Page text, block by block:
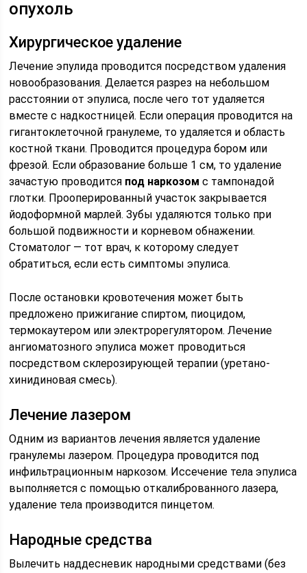
опухоль
Хирургическое удаление
Лечение эпулида проводится посредством удаления
новообразования. Делается разрез на небольшом
расстоянии от эпулиса, после чего тот удаляется
вместе с надкостницей. Если операция проводится на
гигантоклеточной гранулеме, то удаляется и область
костной ткани. Проводится процедура бором или
фрезой. Если образование больше 1 см, то удаление
зачастую проводится под наркозом с тампонадой
глотки. Прооперированный участок закрывается
йодоформной марлей. Зубы удаляются только при
большой подвижности и корневом обнажении.
Стоматолог — тот врач, к которому следует
обратиться, если есть симптомы эпулиса.
После остановки кровотечения может быть
предложено прижигание спиртом, пиоцидом,
термокаутером или электрорегулятором. Лечение
ангиоматозного эпулиса может проводиться
посредством склерозирующей терапии (уретано-
хинидиновая смесь).
Лечение лазером
Одним из вариантов лечения является удаление
гранулемы лазером. Процедура проводится под
инфильтрационным наркозом. Иссечение тела эпулиса
выполняется с помощью откалиброванного лазера,
удаление тела производится пинцетом.
Народные средства
Вылечить наддесневик народными средствами (без